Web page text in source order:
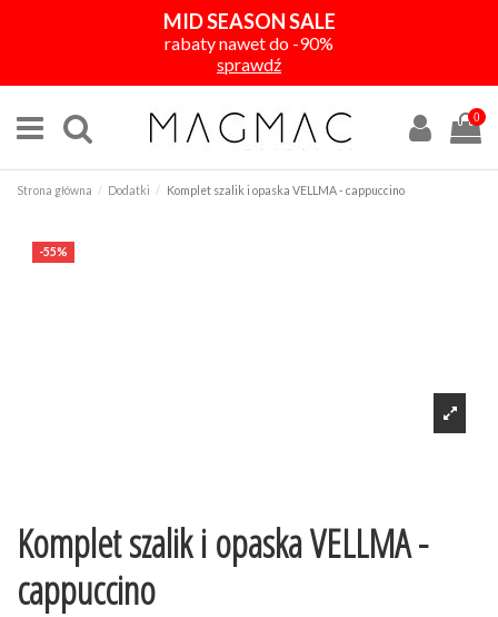
MID SEASON SALE
rabaty nawet do -90%
sprawdź
0
Strona główna Dodatki Komplet szalik i opaska VELLMA - cappuccino
-55%
Komplet szalik i opaska VELLMA -
cappuccino